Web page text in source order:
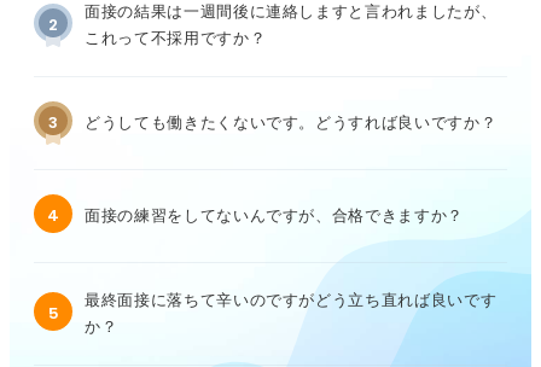
2
面接の結果は一週間後に連絡しますと言われましたが、
これって不採用ですか？
3 どうしても働きたくないです。どうすれば良いですか？
4 面接の練習をしてないんですが、合格できますか？
5
最終面接に落ちて辛いのですがどう立ち直れば良いです
か？